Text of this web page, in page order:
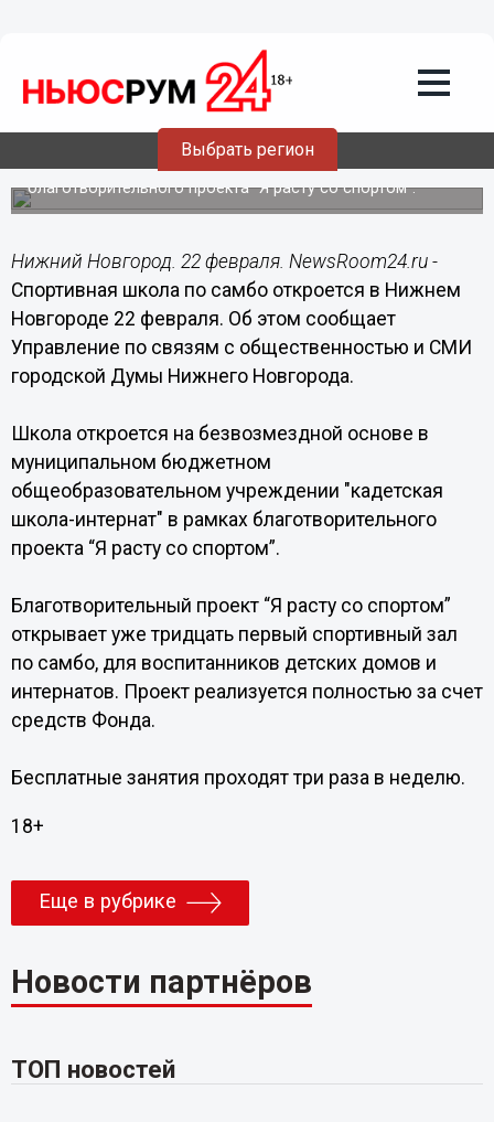
Выбрать регион
22.02.201702:00
Спортивную школу по самбо откроют в
Нижнем Новгороде 22 февраля
Школа откроется на безвозмездной основе в рамках
благотворительного проекта “Я расту со спортом”.
Нижний Новгород. 22 февраля. NewsRoom24.ru -
Спортивная школа по самбо откроется в Нижнем
Новгороде 22 февраля. Об этом сообщает
Управление по связям с общественностью и СМИ
городской Думы Нижнего Новгорода.
Школа откроется на безвозмездной основе в
муниципальном бюджетном
общеобразовательном учреждении "кадетская
школа-интернат" в рамках благотворительного
проекта “Я расту со спортом”.
Благотворительный проект “Я расту со спортом”
открывает уже тридцать первый спортивный зал
по самбо, для воспитанников детских домов и
интернатов. Проект реализуется полностью за счет
средств Фонда.
Бесплатные занятия проходят три раза в неделю.
18+
Еще в рубрике
Новости партнёров
ТОП новостей